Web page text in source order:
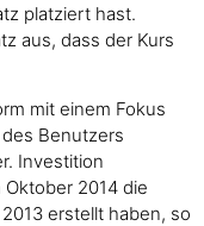
platziert hast.
aus, dass der Kurs
mit einem Fokus
Benutzers
Investition
2014 die
erstellt haben, so